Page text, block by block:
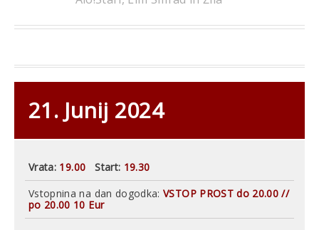
21. Junij 2024
Vrata: 19.00 Start: 19.30
Vstopnina na dan dogodka:VSTOP PROST do 20.00 //
po 20.00 10 Eur